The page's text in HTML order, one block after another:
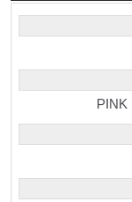
PINK